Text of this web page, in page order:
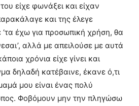
είχε φωνάξει και είχαν
και της έλεγε
έχω για προσωπική χρήση, θα
αλλά με απειλούσε με αυτά
χρόνια είχε γίνει και
δηλαδή κατέβαινε, έκανε ό,τι
μου είναι ένας πολύ
Φοβόμουν μην την πληγώσω